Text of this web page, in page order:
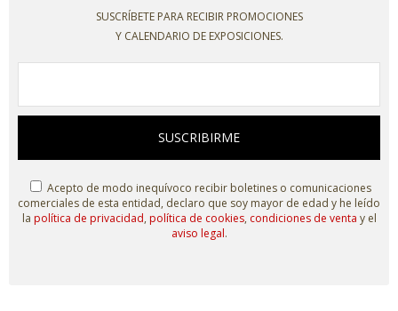
SUSCRÍBETE PARA RECIBIR PROMOCIONES
Y CALENDARIO DE EXPOSICIONES.
SUSCRIBIRME
Acepto de modo inequívoco recibir boletines o comunicaciones
comerciales de esta entidad, declaro que soy mayor de edad y he leído
la política de privacidad, política de cookies, condiciones de venta y el
aviso legal.